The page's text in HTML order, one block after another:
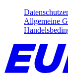
Allgemeine